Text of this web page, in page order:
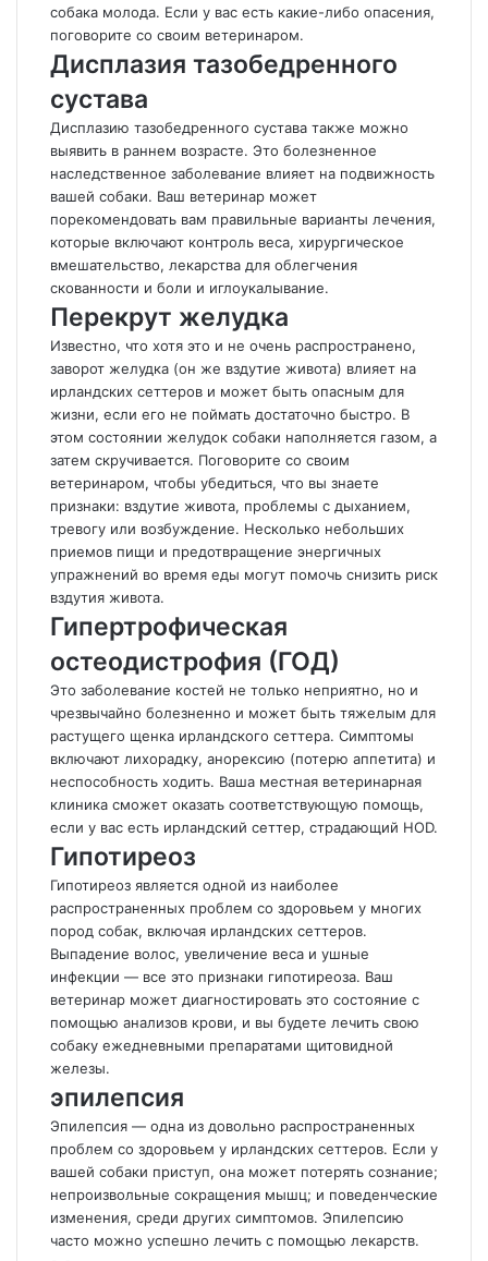
собака молода. Если у вас есть какие-либо опасения,
поговорите со своим ветеринаром.
Дисплазия тазобедренного
сустава
Дисплазию тазобедренного сустава также можно
выявить в раннем возрасте. Это болезненное
наследственное заболевание влияет на подвижность
вашей собаки. Ваш ветеринар может
порекомендовать вам правильные варианты лечения,
которые включают контроль веса, хирургическое
вмешательство, лекарства для облегчения
скованности и боли и иглоукалывание.
Перекрут желудка
Известно, что хотя это и не очень распространено,
заворот желудка (он же вздутие живота) влияет на
ирландских сеттеров и может быть опасным для
жизни, если его не поймать достаточно быстро. В
этом состоянии желудок собаки наполняется газом, а
затем скручивается. Поговорите со своим
ветеринаром, чтобы убедиться, что вы знаете
признаки: вздутие живота, проблемы с дыханием,
тревогу или возбуждение. Несколько небольших
приемов пищи и предотвращение энергичных
упражнений во время еды могут помочь снизить риск
вздутия живота.
Гипертрофическая
остеодистрофия (ГОД)
Это заболевание костей не только неприятно, но и
чрезвычайно болезненно и может быть тяжелым для
растущего щенка ирландского сеттера. Симптомы
включают лихорадку, анорексию (потерю аппетита) и
неспособность ходить. Ваша местная ветеринарная
клиника сможет оказать соответствующую помощь,
если у вас есть ирландский сеттер, страдающий HOD.
Гипотиреоз
Гипотиреоз является одной из наиболее
распространенных проблем со здоровьем у многих
пород собак, включая ирландских сеттеров.
Выпадение волос, увеличение веса и ушные
инфекции — все это признаки гипотиреоза. Ваш
ветеринар может диагностировать это состояние с
помощью анализов крови, и вы будете лечить свою
собаку ежедневными препаратами щитовидной
железы.
эпилепсия
Эпилепсия — одна из довольно распространенных
проблем со здоровьем у ирландских сеттеров. Если у
вашей собаки приступ, она может потерять сознание;
непроизвольные сокращения мышц; и поведенческие
изменения, среди других симптомов. Эпилепсию
часто можно успешно лечить с помощью лекарств.